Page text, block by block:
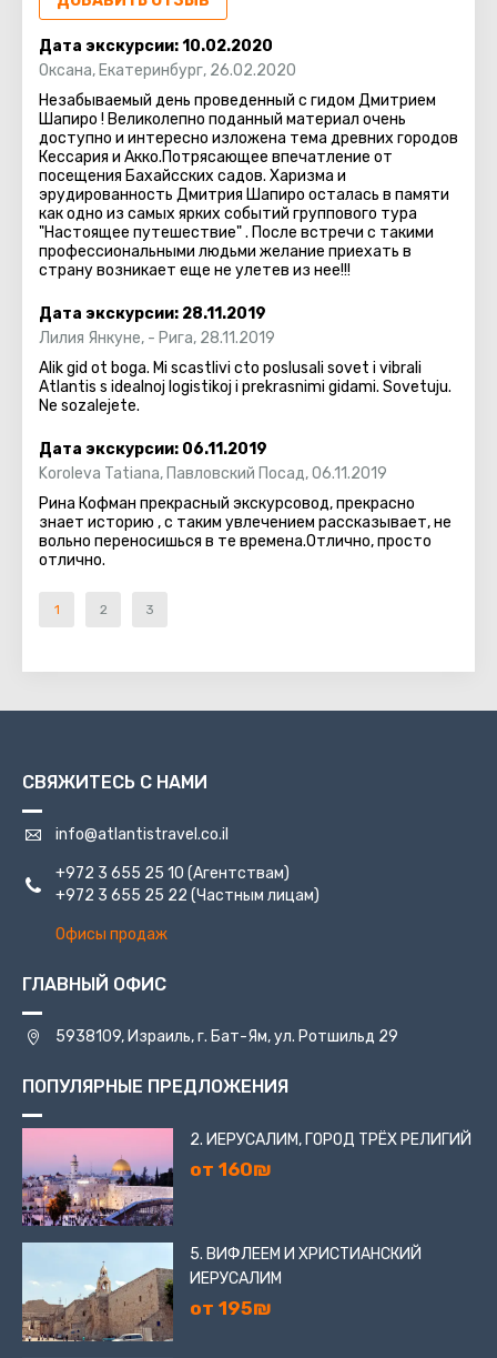
Ночью сияет не только купол усыпальницы – сады
тоже снабжены подсветкой. Центр поразителен и в
светлое, и в темное время суток.
золотым куполом в небо и видна с любого уголка
города, даже из окон, проезжающих мимо поездов.
Бахаизм – это одна из новых монотеистических
религий.
Буквально утопающие в зелени и цветах сады
представляют собой ступенчатый оазис, вмещающий
в себя невероятные монументы, фонтаны, светильники
и вазоны. Оазис, который со своей вершины
представляет возможность насладиться панорамой
города.
Хайфа приятно удивит и обрадует, как любителей
размеренного образа жизни, так и жаждущих
приключений, и поклонников ночного драйва
Дата экскурсии:10.02.2020
Оксана, Екатеринбург, 26.02.2020
Незабываемый день проведенный с гидом Дмитрием
Шапиро ! Великолепно поданный материал очень
доступно и интересно изложена тема древних городов
Кессария и Акко.Потрясающее впечатление от
посещения Бахайсских садов. Харизма и
эрудированность Дмитрия Шапиро осталась в памяти
как одно из самых ярких событий группового тура
"Настоящее путешествие" . После встречи с такими
профессиональными людьми желание приехать в
страну возникает еще не улетев из нее!!!
Дата экскурсии: 28.11.2019
Лилия Янкуне, - Рига, 28.11.2019
Alik gid ot boga. Mi scastlivi cto poslusali sovet i vibrali
Atlantis s idealnoj logistikoj i prekrasnimi gidami. Sovetuju.
Ne sozalejete.
Дата экскурсии: 06.11.2019
Koroleva Tatiana, Павловский Посад,06.11.2019
Рина Кофман прекрасный экскурсовод, прекрасно
знает историю , с таким увлечением рассказывает, не
вольно переносишься в те времена.Отлично, просто
отлично.
1 2 3
СВЯЖИТЕСЬ С НАМИ
info@atlantistravel.co.il
+972 3 655 25 10 (Агентствам)
+972 3 655 25 22 (Частным лицам)
Офисы продаж
ГЛАВНЫЙ ОФИС
5938109, Израиль, г. Бат-Ям, ул. Ротшильд 29
ПОПУЛЯРНЫЕ ПРЕДЛОЖЕНИЯ
2. ИЕРУСАЛИМ, ГОРОД ТРЁХ РЕЛИГИЙ
от 160₪
5. ВИФЛЕЕМ И ХРИСТИАНСКИЙ
ИЕРУСАЛИМ
от 195₪